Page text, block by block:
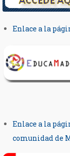
Enlace a la
Enlace a la
comunidad de